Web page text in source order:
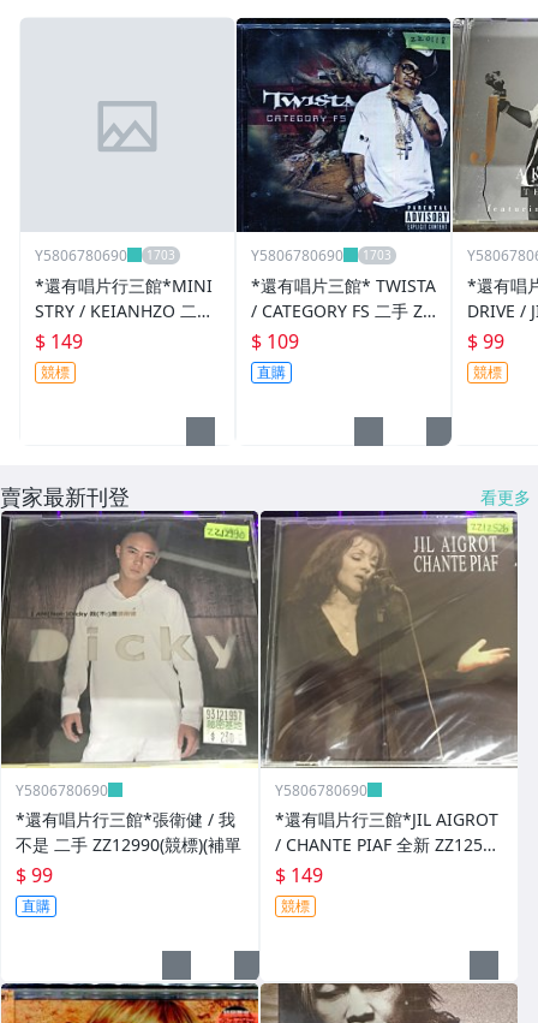
Y5806780690
*還有唱片行三館*MINI
STRY / KEIANHZO 二手
ZZ7470(需競標)
$ 149
競標
Y5806780690
*還有唱片三館* TWISTA
/ CATEGORY FS 二手 ZZ
0118 (封面底破)
$ 109
直購
*還有唱
DRIVE /
二手
$ 99
競標
賣家最新刊登 看更多
Y5806780690
*還有唱片行三館*張衛健 / 我
不是 二手 ZZ12990(競標)(補單
$ 99
直購
Y5806780690
*還有唱片行三館*JIL AIGROT
/ CHANTE PIAF 全新 ZZ12526
(競標)
$ 149
競標